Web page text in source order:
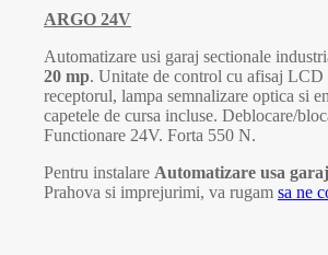
ARGO 24V
Automatizare usi garaj sectionale
20 mp. Unitate de control cu afisaj LCD
receptorul, lampa semnalizare optica si
capetele de cursa incluse. Deblocare/
Functionare 24V. Forta 550 N.
Pentru instalare Automatizare usa
Prahova si imprejurimi, va rugam sa ne